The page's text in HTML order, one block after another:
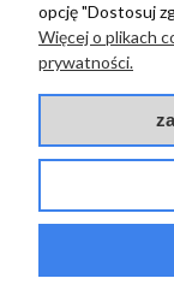
opcję "Dostosuj
Więcej o plikach
prywatności.